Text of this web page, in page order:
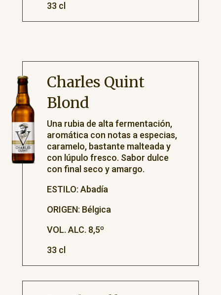
33 cl
Charles Quint
Blond
Una rubia de alta fermentación,
aromática con notas a especias,
caramelo, bastante malteada y
con lúpulo fresco. Sabor dulce
con final seco y amargo.
ESTILO: Abadía
ORIGEN: Bélgica
VOL. ALC. 8,5º
33 cl